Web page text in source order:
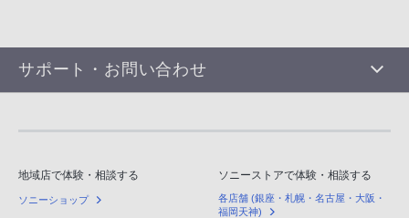
サポート・お問い合わせ
地域店で体験・相談する
ソニーショップ
ソニーストアで体験・相談する
各店舗 (銀座・札幌・名古屋・大阪・
福岡天神)